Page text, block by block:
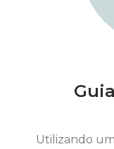
Utilizando